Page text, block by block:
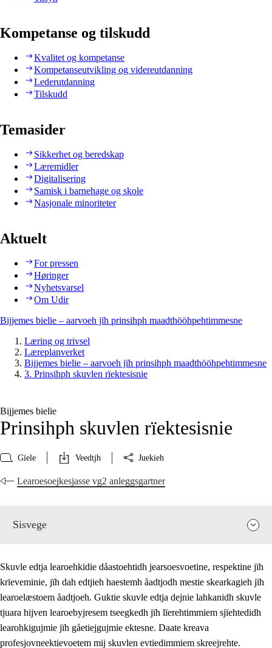
Kompetanse og tilskudd
Kvalitet og kompetanse
Kompetanseutvikling og videreutdanning
Lederutdanning
Tilskudd
Temasider
Sikkerhet og beredskap
Læremidler
Digitalisering
Samisk i barnehage og skole
Nasjonale minoriteter
Aktuelt
For pressen
Høringer
Nyhetsvarsel
Om Udir
Bijjemes bielie – aarvoeh jïh prinsihph maadthööhpehtimmesne
Læring og trivsel
Læreplanverket
Bijjemes bielie – aarvoeh jïh prinsihph maadthööhpehtimmesne
3. Prinsihph skuvlen rïektesisnie
Bijjemes bielie
Prinsihph skuvlen rïektesisnie
Gïele Veedtjh Juekieh
Learoesoejkesjasse vg2 anleggsgartner
Sisvege
Skuvle edtja learoehkidie dåastoehtidh jearsoesvoetine, respektine jïh
krïeveminie, jïh dah edtjieh haestemh åadtjodh mestie skearkagieh jïh
learoelæstoem åadtjoeh. Guktie skuvle edtja dejnie lahkanidh skuvle
tjuara hijven learoebyjresem tseegkedh jïh lïerehtimmiem sjïehtedidh
learohkigujmie jïh gåetiejgujmie ektesne. Daate kreava
profesjovneektievoetem mij skuvlen evtiedimmiem skreejrehte.